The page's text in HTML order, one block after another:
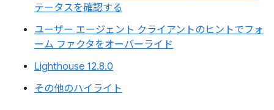
テータスを確認する
ユーザー エージェント クライアントのヒントでフォ
ーム ファクタをオーバーライド
Lighthouse 12.8.0
その他のハイライト